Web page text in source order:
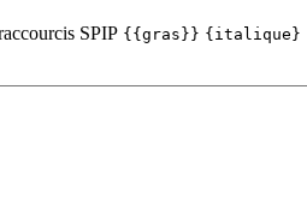
SPIP {{gras}} {italique}